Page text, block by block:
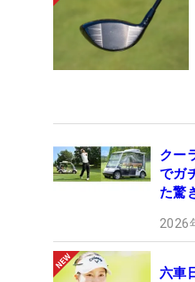
クー
でガ
た驚
2026
六車